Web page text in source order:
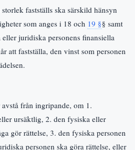
fastställs ska särskild hänsyn
som anges i 18 och 19 §§ samt
juridiska personens finansiella
att fastställa, den vinst som personen
från ingripande, om 1.
ursäktlig, 2. den fysiska eller
gör rättelse, 3. den fysiska personen
personen ska göra rättelse, eller